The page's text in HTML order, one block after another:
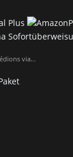
via...